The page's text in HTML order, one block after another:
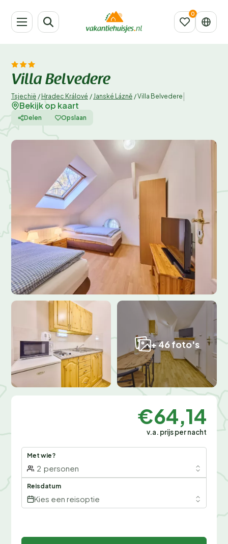
Villa Belvedere
Tsjechië / Hradec Králové / Janské Lázně /Villa Belvedere
Bekijk op kaart
Delen Opslaan
+ 46 foto's
€64,14
v.a. prijs per nacht
Met wie?
2 personen
Reisdatum
Kies een reisoptie